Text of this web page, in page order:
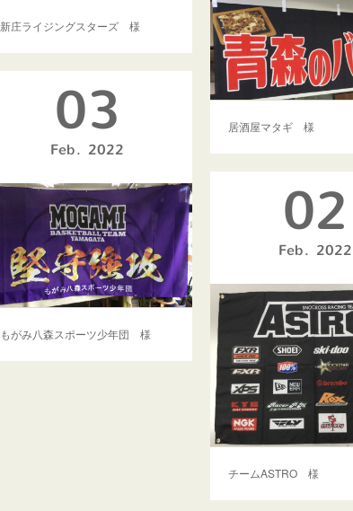
新庄ライジングスターズ 様
居酒屋マタギ 様
03
Feb 2022
もがみ八森スポーツ少年団 様
02
Feb 2022
チームASTRO 様